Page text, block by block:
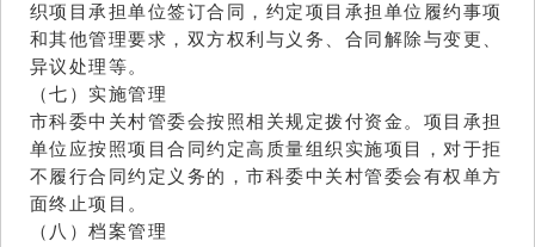
织项目承担单位签订合同，约定项目承担单位履约事项
和其他管理要求，双方权利与义务、合同解除与变更、
异议处理等。
（七）实施管理
市科委中关村管委会按照相关规定拨付资金。项目承担
单位应按照项目合同约定高质量组织实施项目，对于拒
不履行合同约定义务的，市科委中关村管委会有权单方
面终止项目。
（八）档案管理